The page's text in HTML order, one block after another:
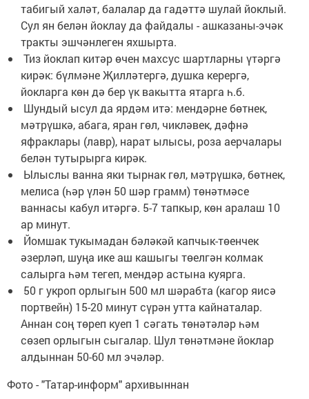
табигый халәт, балалар да гадәттә шулай йоклый.
Сул ян белән йоклау да файдалы - ашказаны-эчәк
тракты эшчәнлеген яхшырта.
Тиз йоклап китәр өчен махсус шартларны үтәргә
кирәк: бүлмәне Җилләтергә, душка керергә,
йокларга көн дә бер үк вакытта ятарга һ.б.
Шундый ысул да ярдәм итә: мендәрне бөтнек,
мәтрүшкә, абага, яран гөл, чикләвек, дәфнә
яфраклары (лавр), нарат ылысы, роза аер­чалары
белән тутырырга кирәк.
Ылыслы ванна яки тырнак гөл, мәтрүшкә, бөтнек,
мелиса (һәр үлән 50 шәр грамм) төнәтмәсе
ваннасы кабул итәргә. 5-7 тапкыр, көн аралаш 10
ар минут.
Йомшак тукымадан бәләкәй капчык-төенчек
әзерләп, шуңа ике аш кашыгы төелгән колмак
салырга һәм тегеп, мендәр астына куярга.
50 г укроп орлыгын 500 мл шәрабта (кагор яисә
портвейн) 15-20 минут сүрән утта кайнаталар.
Аннан соң төреп куеп 1 сәгать төнәтәләр һәм
сөзеп орлыгын сыгалар. Шул төнәтмәне йоклар
алдыннан 50-60 мл эчәләр.
Фото - "Татар-информ" архивыннан